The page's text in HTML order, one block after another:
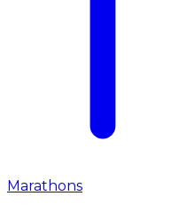
Marathons